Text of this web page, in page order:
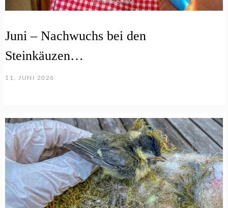
Juni – Nachwuchs bei den
Steinkäuzen…
11. JUNI 2026